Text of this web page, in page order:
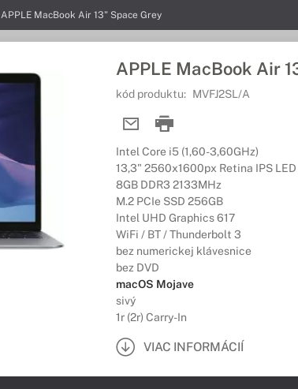
APPLE MacBook Air 13" Space Grey
APPLE MacBook Air
kód produktu: MVFJ2SL/A
Intel Core i5 (1,60-3,60GHz)
13,3" 2560x1600px Retina IPS LED
8GB DDR3 2133MHz
M.2 PCIe SSD 256GB
Intel UHD Graphics 617
WiFi / BT / Thunderbolt 3
bez numerickej klávesnice
bez DVD
macOS Mojave
sivý
1r (2r) Carry-In
VIAC INFORMÁCIÍ